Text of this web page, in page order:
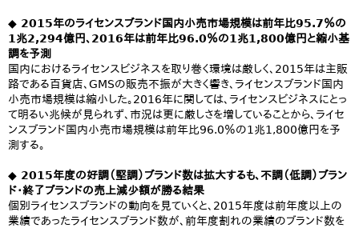
◆ 2015年のライセンスブランド国内小売市場規模は前年比95.7％の
1兆2,294億円、2016年は前年比96.0％の1兆1,800億円と縮小基
調を予測
国内におけるライセンスビジネスを取り巻く環境は厳しく、2015年は主販
路である百貨店、GMSの販売不振が大きく響き、ライセンスブランド国内
小売市場規模は縮小した。2016年に関しては、ライセンスビジネスにとっ
て明るい兆候が見られず、市況は更に厳しさを増していることから、ライセ
ンスブランド国内小売市場規模は前年比96.0％の1兆1,800億円を予
測する。
◆ 2015年度の好調（堅調）ブランド数は拡大するも、不調（低調）ブラン
ド・終了ブランドの売上減少額が勝る結果
個別ライセンスブランドの動向を見ていくと、2015年度は前年度以上の
業績であったライセンスブランド数が、前年度割れの業績のブランド数を